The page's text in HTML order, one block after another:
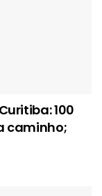
100
caminho;